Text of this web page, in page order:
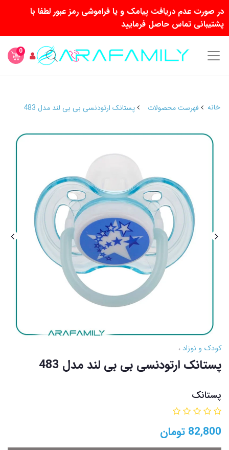
در صورت عدم دریافت پیامک و یا فراموشی رمز عبور لطفا با
پشتیبانی تماس حاصل فرمایید
0
خانه فهرست محصولات پستانک ارتودنسی بی بی لند مدل 483
کودک و نوزاد
پستانک ارتودنسی بی بی لند مدل 483
پستانک
82,800 تومان